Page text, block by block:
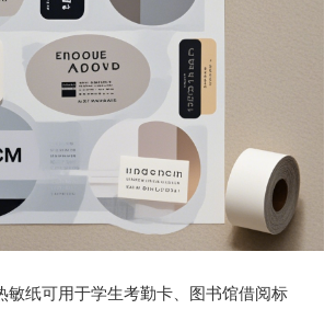
敏纸可用于学生考勤卡、图书馆借阅标